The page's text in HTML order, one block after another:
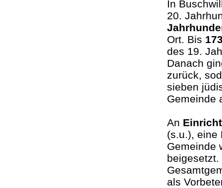
In
20.
Ort. Bis
des 19.
Danach
zurück,
sieben
Gemeinde
An
(s.u.), eine
Gemeinde
als